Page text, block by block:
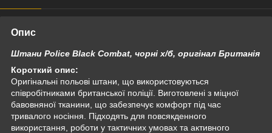
Опис
Штани Police Black Combat, чорні х/б, оригінал Британія
Короткий опис:
Оригінальні польові штани, що використовуються
співробітниками британської поліції. Виготовлені з міцної
бавовняної тканини, що забезпечує комфорт під час
тривалого носіння. Підходять для повсякденного
використання, роботи у тактичних умовах та активного